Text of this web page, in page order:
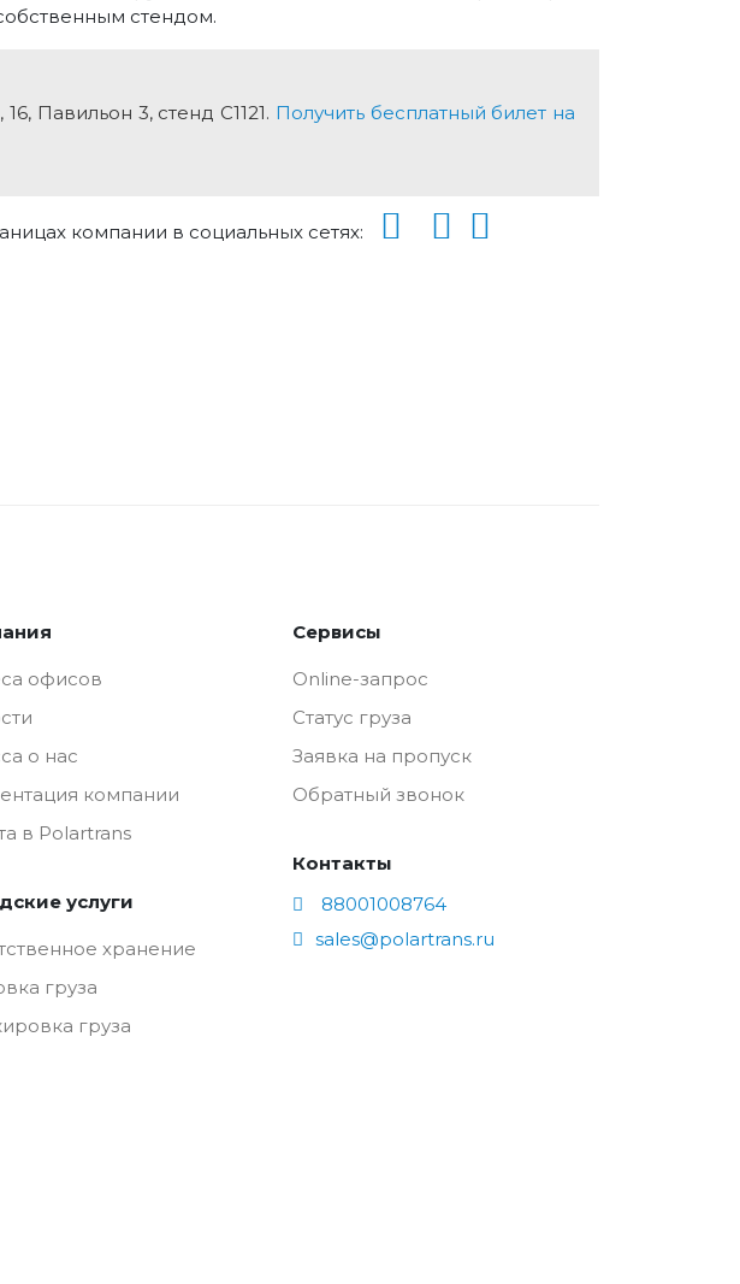
стендом.
Павильон 3, стенд С1121. Получить бесплатный билет на
компании в социальных сетях:
офисов
о нас
компании
в Polartrans
услуги
хранение
груза
груза
Сервисы
Online-запрос
Статус груза
Заявка на пропуск
Обратный звонок
Контакты
88001008764
sales@polartrans.ru